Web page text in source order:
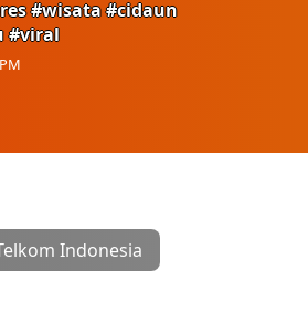
#wisata #cidaun
#viral
Indonesia